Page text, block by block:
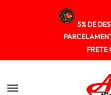
5% DE
FRETE